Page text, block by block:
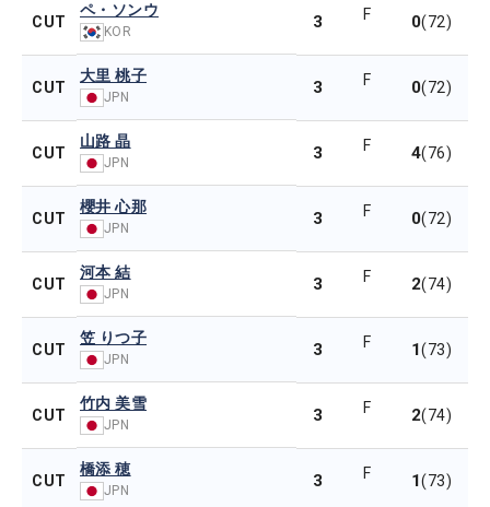
CUT
ペ・ソンウ
KOR 3 F 0(72)
CUT
大里 桃子
JPN 3 F 0(72)
CUT
山路 晶
JPN 3 F 4(76)
CUT
櫻井 心那
JPN 3 F 0(72)
CUT
河本 結
JPN 3 F 2(74)
CUT
笠 りつ子
JPN 3 F 1(73)
CUT
竹内 美雪
JPN 3 F 2(74)
CUT
橋添 穂
JPN 3 F 1(73)